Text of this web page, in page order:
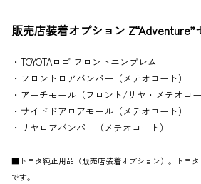
販売店装着オプション Z“Adventure”
・TOYOTAロゴ フロントエンブレム
・フロントロアバンパー（メテオコート）
・アーチモール（フロント/リヤ・メテオコー
・サイドドアロアモール（メテオコート）
・リヤロアバンパー（メテオコート）
■トヨタ純正用品（販売店装着オプション）。トヨ
です。